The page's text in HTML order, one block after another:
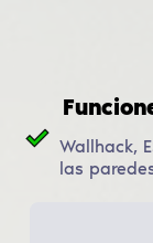
Wallhack,
las